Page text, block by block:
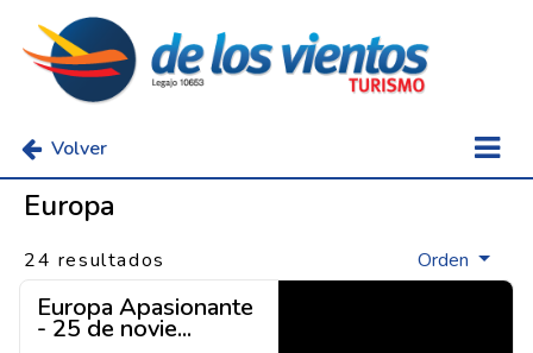
Volver
Europa
24 resultados Orden
Europa Apasionante
- 25 de novie...